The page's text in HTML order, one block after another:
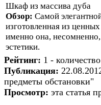
Шкаф из массива дуба
Обзор: Самой
изготовленная из
именно она,
эстетики.
Рейтинг: 1 -
Публикация:
предметы обстановки"
Просмотр: эта статья